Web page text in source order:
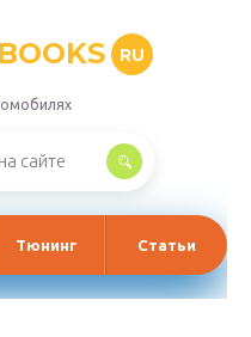
RU
Тюнинг Статьи